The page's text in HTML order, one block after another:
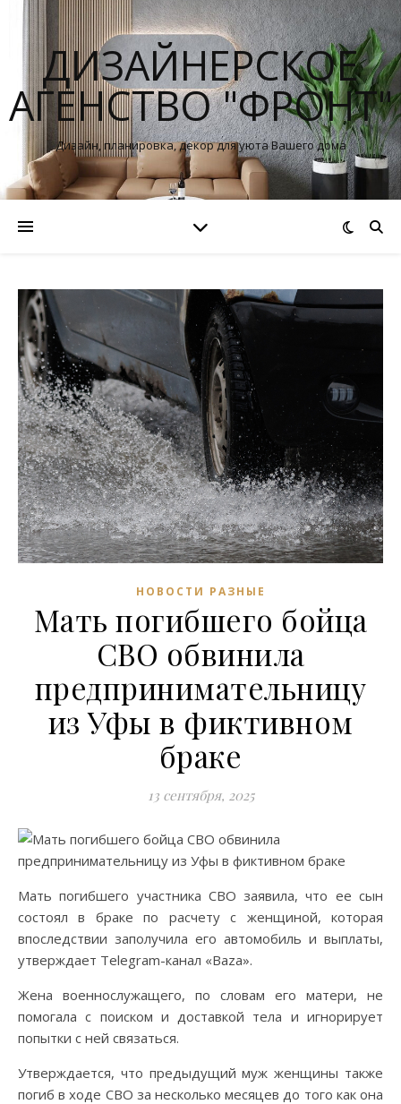
ДИЗАЙНЕРСКОЕ
АГЕНСТВО "ФРОНТ"
Дизайн, планировка, декор для уюта Вашего дома
НОВОСТИ РАЗНЫЕ
Мать погибшего бойца
СВО обвинила
предпринимательницу
из Уфы в фиктивном
браке
13 сентября, 2025
Мать погибшего участника СВО заявила, что ее сын
состоял в браке по расчету с женщиной, которая
впоследствии заполучила его автомобиль и выплаты,
утверждает Telegram-канал «Baza».
Жена военнослужащего, по словам его матери, не
помогала с поиском и доставкой тела и игнорирует
попытки с ней связаться.
Утверждается, что предыдущий муж женщины также
погиб в ходе СВО за несколько месяцев до того как она